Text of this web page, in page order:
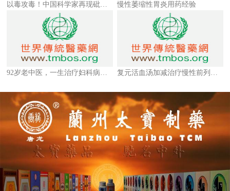
以毒攻毒！中国科学家再现砒霜抗癌神威！ 慢性萎缩性胃炎用药经验